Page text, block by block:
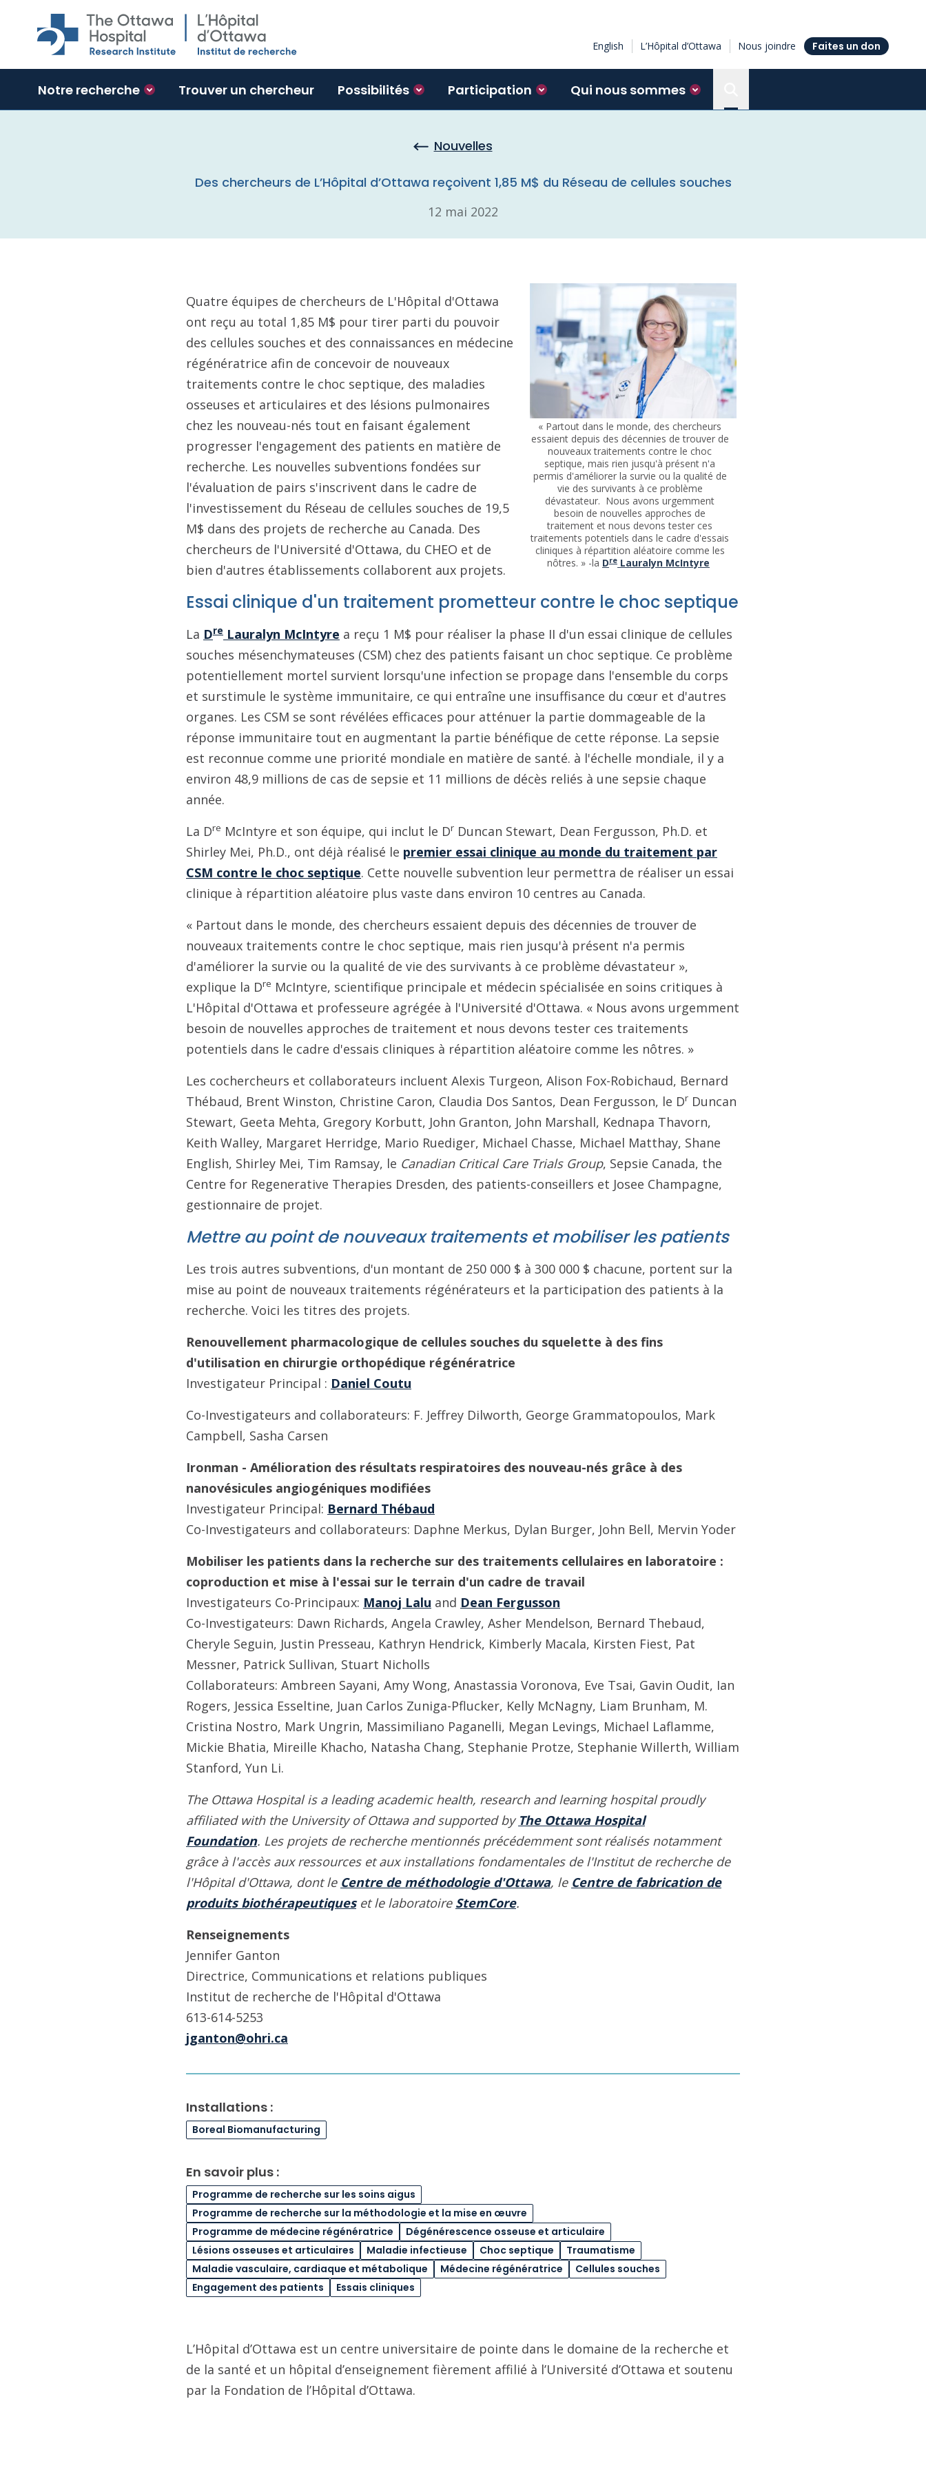
Skip to main content
English L’Hôpital d’Ottawa Nous joindre Faites un don
Notre recherche Trouver un chercheur Possibilités Participation Qui nous sommes
Nouvelles
Des chercheurs de L’Hôpital d’Ottawa reçoivent 1,85 M$ du Réseau de cellules souches
12 mai 2022
« Partout dans le monde, des chercheurs
essaient depuis des décennies de trouver de
nouveaux traitements contre le choc
septique, mais rien jusqu'à présent n'a
permis d'améliorer la survie ou la qualité de
vie des survivants à ce problème
dévastateur. Nous avons urgemment
besoin de nouvelles approches de
traitement et nous devons tester ces
traitements potentiels dans le cadre d'essais
cliniques à répartition aléatoire comme les
nôtres. » -la Dre Lauralyn McIntyre
Quatre équipes de chercheurs de L'Hôpital d'Ottawa
ont reçu au total 1,85 M$ pour tirer parti du pouvoir
des cellules souches et des connaissances en médecine
régénératrice afin de concevoir de nouveaux
traitements contre le choc septique, des maladies
osseuses et articulaires et des lésions pulmonaires
chez les nouveau-nés tout en faisant également
progresser l'engagement des patients en matière de
recherche. Les nouvelles subventions fondées sur
l'évaluation de pairs s'inscrivent dans le cadre de
l'investissement du Réseau de cellules souches de 19,5
M$ dans des projets de recherche au Canada. Des
chercheurs de l'Université d'Ottawa, du CHEO et de
bien d'autres établissements collaborent aux projets.
Essai clinique d'un traitement prometteur contre le choc septique
La Dre Lauralyn McIntyre a reçu 1 M$ pour réaliser la phase II d'un essai clinique de cellules
souches mésenchymateuses (CSM) chez des patients faisant un choc septique. Ce problème
potentiellement mortel survient lorsqu'une infection se propage dans l'ensemble du corps
et surstimule le système immunitaire, ce qui entraîne une insuffisance du cœur et d'autres
organes. Les CSM se sont révélées efficaces pour atténuer la partie dommageable de la
réponse immunitaire tout en augmentant la partie bénéfique de cette réponse. La sepsie
est reconnue comme une priorité mondiale en matière de santé. à l'échelle mondiale, il y a
environ 48,9 millions de cas de sepsie et 11 millions de décès reliés à une sepsie chaque
année.
La Dre McIntyre et son équipe, qui inclut le Dr Duncan Stewart, Dean Fergusson, Ph.D. et
Shirley Mei, Ph.D., ont déjà réalisé le premier essai clinique au monde du traitement par
CSM contre le choc septique. Cette nouvelle subvention leur permettra de réaliser un essai
clinique à répartition aléatoire plus vaste dans environ 10 centres au Canada.
« Partout dans le monde, des chercheurs essaient depuis des décennies de trouver de
nouveaux traitements contre le choc septique, mais rien jusqu'à présent n'a permis
d'améliorer la survie ou la qualité de vie des survivants à ce problème dévastateur »,
explique la Dre McIntyre, scientifique principale et médecin spécialisée en soins critiques à
L'Hôpital d'Ottawa et professeure agrégée à l'Université d'Ottawa. « Nous avons urgemment
besoin de nouvelles approches de traitement et nous devons tester ces traitements
potentiels dans le cadre d'essais cliniques à répartition aléatoire comme les nôtres. »
Les cochercheurs et collaborateurs incluent Alexis Turgeon, Alison Fox-Robichaud, Bernard
Thébaud, Brent Winston, Christine Caron, Claudia Dos Santos, Dean Fergusson, le Dr Duncan
Stewart, Geeta Mehta, Gregory Korbutt, John Granton, John Marshall, Kednapa Thavorn,
Keith Walley, Margaret Herridge, Mario Ruediger, Michael Chasse, Michael Matthay, Shane
English, Shirley Mei, Tim Ramsay, le Canadian Critical Care Trials Group, Sepsie Canada, the
Centre for Regenerative Therapies Dresden, des patients-conseillers et Josee Champagne,
gestionnaire de projet.
Mettre au point de nouveaux traitements et mobiliser les patients
Les trois autres subventions, d'un montant de 250 000 $ à 300 000 $ chacune, portent sur la
mise au point de nouveaux traitements régénérateurs et la participation des patients à la
recherche. Voici les titres des projets.
Renouvellement pharmacologique de cellules souches du squelette à des fins
d'utilisation en chirurgie orthopédique régénératrice
Investigateur Principal : Daniel Coutu
Co-Investigateurs and collaborateurs: F. Jeffrey Dilworth, George Grammatopoulos, Mark
Campbell, Sasha Carsen
Ironman - Amélioration des résultats respiratoires des nouveau-nés grâce à des
nanovésicules angiogéniques modifiées
Investigateur Principal: Bernard Thébaud
Co-Investigateurs and collaborateurs: Daphne Merkus, Dylan Burger, John Bell, Mervin Yoder
Mobiliser les patients dans la recherche sur des traitements cellulaires en laboratoire :
coproduction et mise à l'essai sur le terrain d'un cadre de travail
Investigateurs Co-Principaux: Manoj Lalu and Dean Fergusson
Co-Investigateurs: Dawn Richards, Angela Crawley, Asher Mendelson, Bernard Thebaud,
Cheryle Seguin, Justin Presseau, Kathryn Hendrick, Kimberly Macala, Kirsten Fiest, Pat
Messner, Patrick Sullivan, Stuart Nicholls
Collaborateurs: Ambreen Sayani, Amy Wong, Anastassia Voronova, Eve Tsai, Gavin Oudit, Ian
Rogers, Jessica Esseltine, Juan Carlos Zuniga-Pflucker, Kelly McNagny, Liam Brunham, M.
Cristina Nostro, Mark Ungrin, Massimiliano Paganelli, Megan Levings, Michael Laflamme,
Mickie Bhatia, Mireille Khacho, Natasha Chang, Stephanie Protze, Stephanie Willerth, William
Stanford, Yun Li.
The Ottawa Hospital is a leading academic health, research and learning hospital proudly
affiliated with the University of Ottawa and supported by The Ottawa Hospital
Foundation. Les projets de recherche mentionnés précédemment sont réalisés notamment
grâce à l'accès aux ressources et aux installations fondamentales de l'Institut de recherche de
l'Hôpital d'Ottawa, dont le Centre de méthodologie d'Ottawa, le Centre de fabrication de
produits biothérapeutiqueset le laboratoire StemCore.
Renseignements
Jennifer Ganton
Directrice, Communications et relations publiques
Institut de recherche de l'Hôpital d'Ottawa
613-614-5253
jganton@ohri.ca
Installations :
Boreal Biomanufacturing
En savoir plus :
Programme de recherche sur les soins aigus
Programme de recherche sur la méthodologie et la mise en œuvre
Programme de médecine régénératrice
Dégénérescence osseuse et articulaire
Lésions osseuses et articulaires
Maladie infectieuse Choc septique
Traumatisme
Maladie vasculaire, cardiaque et métabolique
Médecine régénératrice
Cellules souches
Engagement des patients
Essais cliniques
L’Hôpital d’Ottawa est un centre universitaire de pointe dans le domaine de la recherche et
de la santé et un hôpital d’enseignement fièrement affilié à l’Université d’Ottawa et soutenu
par la Fondation de l’Hôpital d’Ottawa.